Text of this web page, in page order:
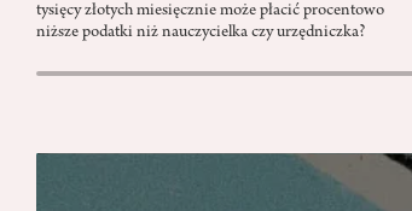
tysięcy złotych miesięcznie może płacić procentowo
niższe podatki niż nauczycielka czy urzędniczka?